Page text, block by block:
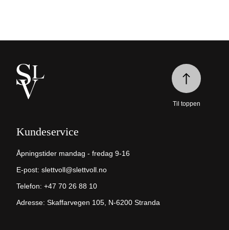
Kundeservice
Åpningstider mandag - fredag 9-16
E-post: slettvoll@slettvoll.no
Telefon: +47 70 26 88 10
Adresse: Skaffarvegen 105, N-6200 Stranda
Til toppen